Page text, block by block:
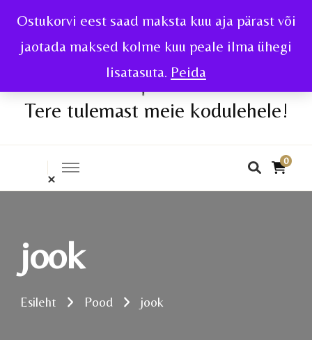
Ostukorvi eest saad maksta kuu aja pärast või
jaotada maksed kolme kuu peale ilma ühegi
lisatasuta. Peida
Tere tulemast meie kodulehele!
0
jook
Esileht Pood jook